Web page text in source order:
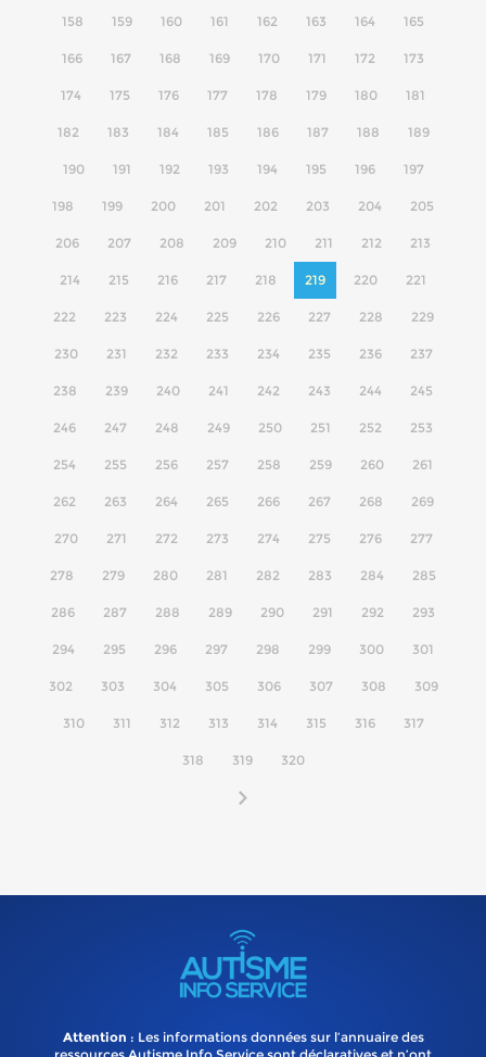
158 159 160 161 162 163 164 165
166 167 168 169 170 171 172 173
174 175 176 177 178 179 180 181
182 183 184 185 186 187 188 189
190 191 192 193 194 195 196 197
198 199 200 201 202 203 204 205
206 207 208 209 210 211 212 213
214 215 216 217 218 219 220 221
222 223 224 225 226 227 228 229
230 231 232 233 234 235 236 237
238 239 240 241 242 243 244 245
246 247 248 249 250 251 252 253
254 255 256 257 258 259 260 261
262 263 264 265 266 267 268 269
270 271 272 273 274 275 276 277
278 279 280 281 282 283 284 285
286 287 288 289 290 291 292 293
294 295 296 297 298 299 300 301
302 303 304 305 306 307 308 309
310 311 312 313 314 315 316 317
318 319 320
Attention : Les informations données sur l’annuaire des